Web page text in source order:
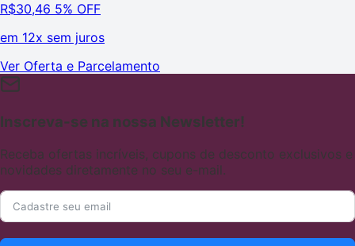
R$30,46 5% OFF
em 12x sem juros
Ver Oferta e Parcelamento
Inscreva-se na nossa Newsletter!
Receba ofertas incríveis, cupons de desconto exclusivos e
novidades diretamente no seu e-mail.